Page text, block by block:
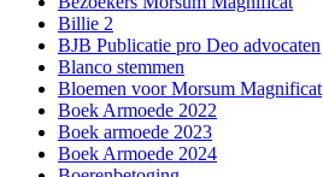
Billie 2
BJB Publicatie pro Deo advocaten
Blanco stemmen
Bloemen voor Morsum Magnificat
Boek Armoede 2022
Boek armoede 2023
Boek Armoede 2024